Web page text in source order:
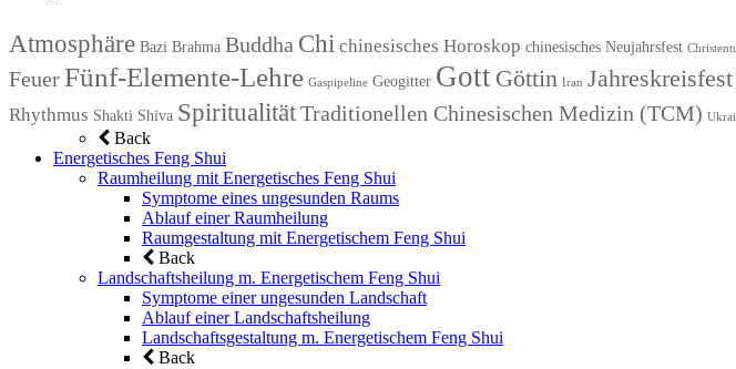
Atmosphäre Bazi Brahma Buddha Chi chinesisches Horoskop chinesisches Neujahrsfest
FeuerFünf-Elemente-Lehre Gaspipeline Geogitter Gott Göttin Iran Jahreskreisfest
Rhythmus Shakti Shiva SpiritualitätTraditionellen Chinesischen Medizin (TCM)
Back
Energetisches Feng Shui
Raumheilung mit Energetisches Feng Shui
Symptome eines ungesunden Raums
Ablauf einer Raumheilung
Raumgestaltung mit Energetischem Feng Shui
Back
Landschaftsheilung m. Energetischem Feng Shui
Symptome einer ungesunden Landschaft
Ablauf einer Landschaftsheilung
Landschaftsgestaltung m. Energetischem Feng Shui
Back